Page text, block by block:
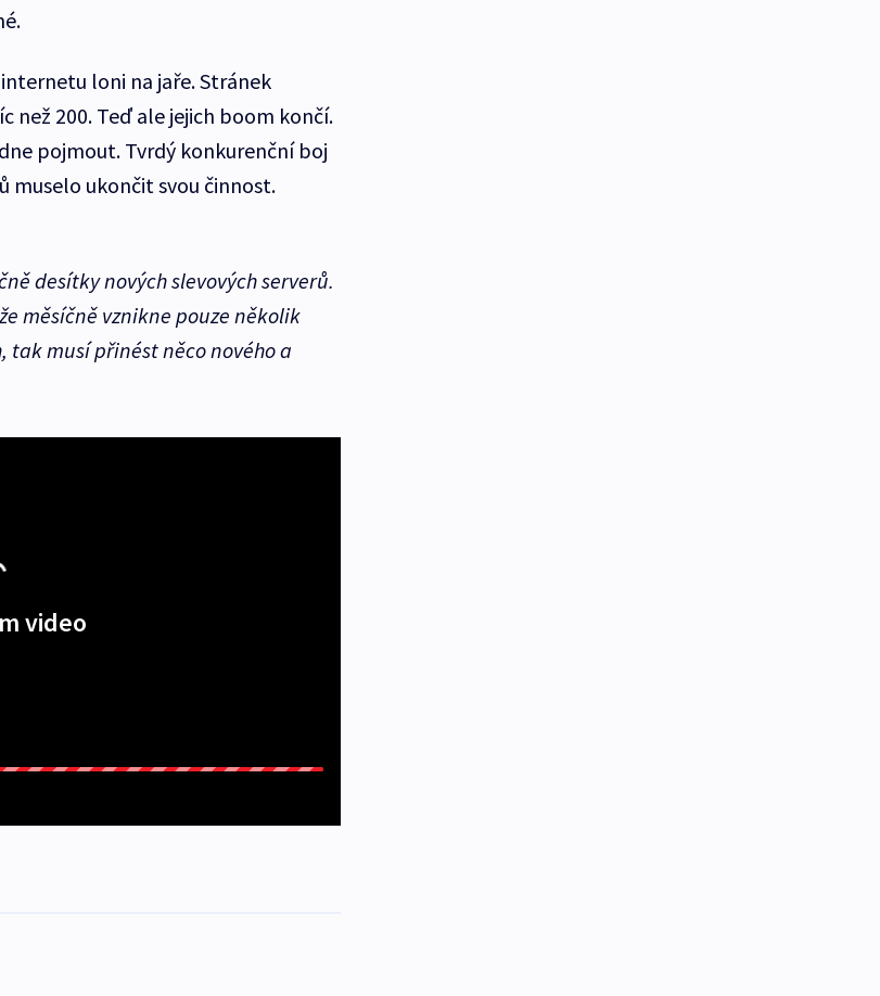
loni na jaře. Stránek
než 200. Teď ale jejich boom končí.
pojmout. Tvrdý konkurenční boj
muselo ukončit svou činnost.
desítky nových slevových serverů.
měsíčně vznikne pouze několik
tak musí přinést něco nového a
video